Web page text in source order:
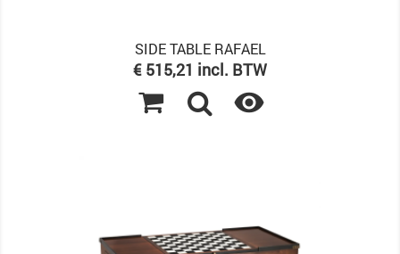
SIDE TABLE RAFAEL
Prijs
€ 515,21 incl. BTW
